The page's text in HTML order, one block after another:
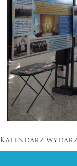
Kalendarz